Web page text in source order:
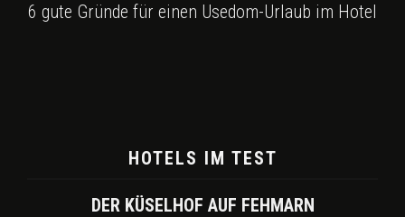
6 gute Gründe für einen Usedom-Urlaub im Hotel
HOTELS IM TEST
DER KÜSELHOF AUF FEHMARN